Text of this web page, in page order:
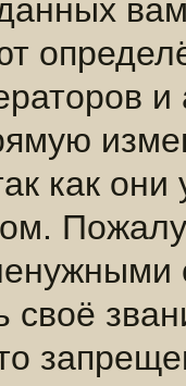
как они
своё